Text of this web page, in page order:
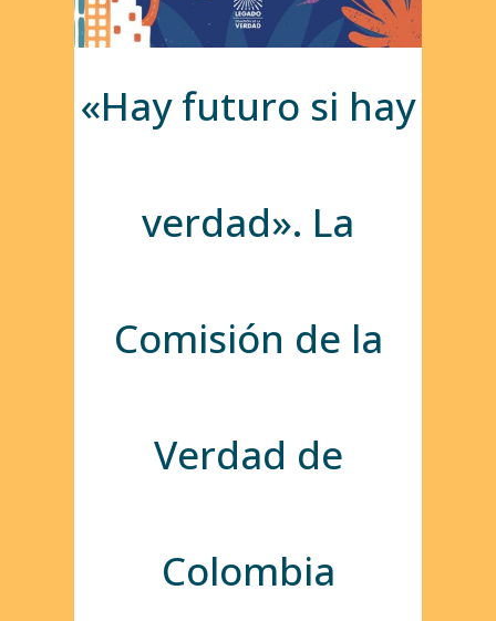
«Hay futuro si hay
verdad». La
Comisión de la
Verdad de
Colombia